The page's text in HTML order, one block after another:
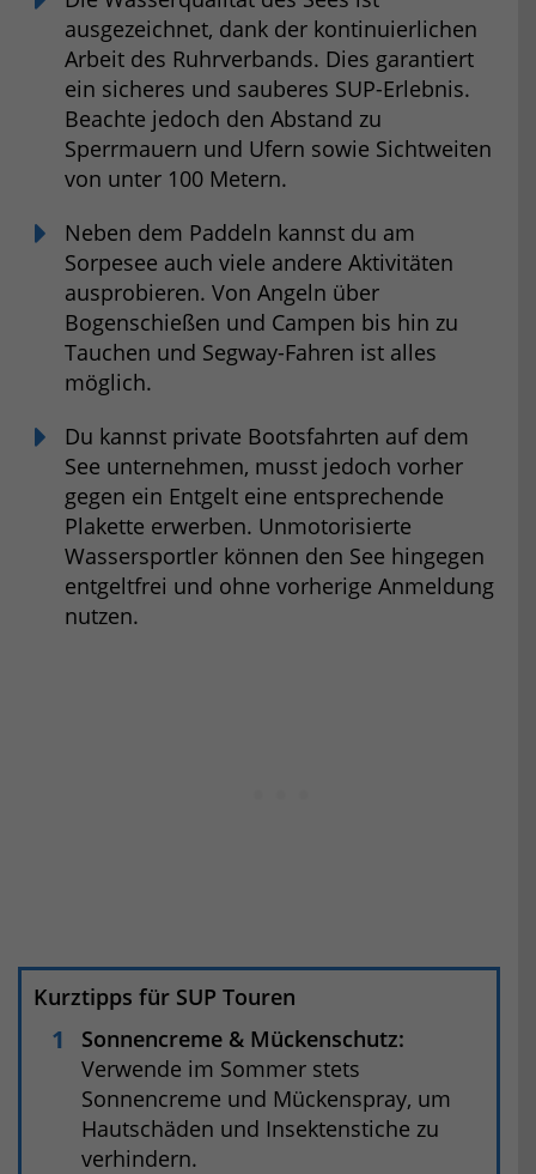
ausgezeichnet, dank der kontinuierlichen
Arbeit des Ruhrverbands. Dies garantiert
ein sicheres und sauberes SUP-Erlebnis.
Beachte jedoch den Abstand zu
Sperrmauern und Ufern sowie Sichtweiten
von unter 100 Metern.
Neben dem Paddeln kannst du am
Sorpesee auch viele andere Aktivitäten
ausprobieren. Von Angeln über
Bogenschießen und Campen bis hin zu
Tauchen und Segway-Fahren ist alles
möglich.
Du kannst private Bootsfahrten auf dem
See unternehmen, musst jedoch vorher
gegen ein Entgelt eine entsprechende
Plakette erwerben. Unmotorisierte
Wassersportler können den See hingegen
entgeltfrei und ohne vorherige Anmeldung
nutzen.
Kurztipps für SUP Touren
Sonnencreme & Mückenschutz:
Verwende im Sommer stets
Sonnencreme und Mückenspray, um
Hautschäden und Insektenstiche zu
verhindern.